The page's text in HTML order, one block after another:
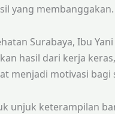
yang
Surabaya, Ibu
hasil dari kerja
menjadi motivasi
unjuk keterampilan